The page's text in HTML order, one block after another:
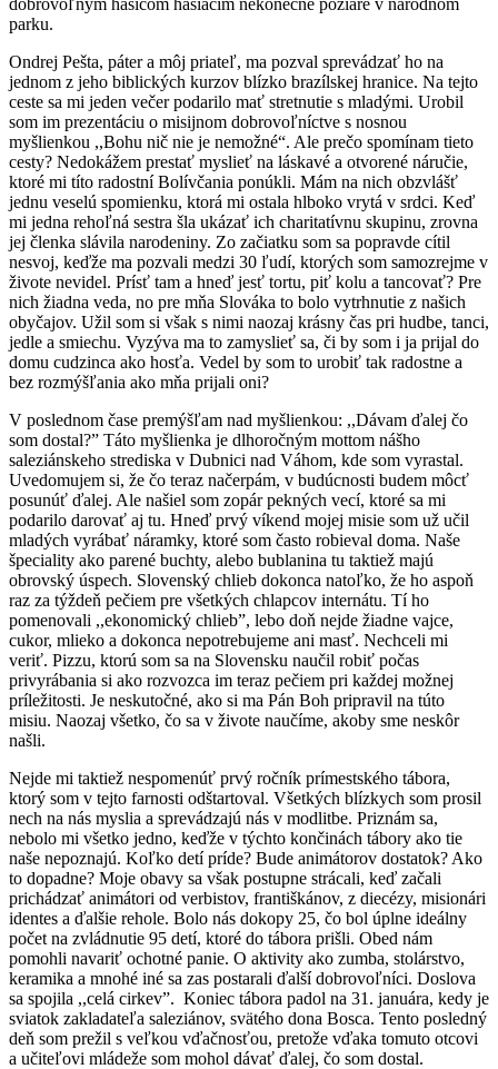
parku.
Ondrej Pešta, páter a môj priateľ, ma pozval sprevádzať ho na
jednom z jeho biblických kurzov blízko brazílskej hranice. Na tejto
ceste sa mi jeden večer podarilo mať stretnutie s mladými. Urobil
som im prezentáciu o misijnom dobrovoľníctve s nosnou
myšlienkou ,,Bohu nič nie je nemožné“. Ale prečo spomínam tieto
cesty? Nedokážem prestať myslieť na láskavé a otvorené náručie,
ktoré mi títo radostní Bolívčania ponúkli. Mám na nich obzvlášť
jednu veselú spomienku, ktorá mi ostala hlboko vrytá v srdci. Keď
mi jedna rehoľná sestra šla ukázať ich charitatívnu skupinu, zrovna
jej členka slávila narodeniny. Zo začiatku som sa popravde cítil
nesvoj, keďže ma pozvali medzi 30 ľudí, ktorých som samozrejme v
živote nevidel. Prísť tam a hneď jesť tortu, piť kolu a tancovať? Pre
nich žiadna veda, no pre mňa Slováka to bolo vytrhnutie z našich
obyčajov. Užil som si však s nimi naozaj krásny čas pri hudbe, tanci,
jedle a smiechu. Vyzýva ma to zamyslieť sa, či by som i ja prijal do
domu cudzinca ako hosťa. Vedel by som to urobiť tak radostne a
bez rozmýšľania ako mňa prijali oni?
V poslednom čase premýšľam nad myšlienkou: ,,Dávam ďalej čo
som dostal?” Táto myšlienka je dlhoročným mottom nášho
saleziánskeho strediska v Dubnici nad Váhom, kde som vyrastal.
Uvedomujem si, že čo teraz načerpám, v budúcnosti budem môcť
posunúť ďalej. Ale našiel som zopár pekných vecí, ktoré sa mi
podarilo darovať aj tu. Hneď prvý víkend mojej misie som už učil
mladých vyrábať náramky, ktoré som často robieval doma. Naše
špeciality ako parené buchty, alebo bublanina tu taktiež majú
obrovský úspech. Slovenský chlieb dokonca natoľko, že ho aspoň
raz za týždeň pečiem pre všetkých chlapcov internátu. Tí ho
pomenovali ,,ekonomický chlieb”, lebo doň nejde žiadne vajce,
cukor, mlieko a dokonca nepotrebujeme ani masť. Nechceli mi
veriť. Pizzu, ktorú som sa na Slovensku naučil robiť počas
privyrábania si ako rozvozca im teraz pečiem pri každej možnej
príležitosti. Je neskutočné, ako si ma Pán Boh pripravil na túto
misiu. Naozaj všetko, čo sa v živote naučíme, akoby sme neskôr
našli.
Nejde mi taktiež nespomenúť prvý ročník prímestského tábora,
ktorý som v tejto farnosti odštartoval. Všetkých blízkych som prosil
nech na nás myslia a sprevádzajú nás v modlitbe. Priznám sa,
nebolo mi všetko jedno, keďže v týchto končinách tábory ako tie
naše nepoznajú. Koľko detí príde? Bude animátorov dostatok? Ako
to dopadne? Moje obavy sa však postupne strácali, keď začali
prichádzať animátori od verbistov, františkánov, z diecézy, misionári
identes a ďalšie rehole. Bolo nás dokopy 25, čo bol úplne ideálny
počet na zvládnutie 95 detí, ktoré do tábora prišli. Obed nám
pomohli navariť ochotné panie. O aktivity ako zumba, stolárstvo,
keramika a mnohé iné sa zas postarali ďalší dobrovoľníci. Doslova
sa spojila ,,celá cirkev”. Koniec tábora padol na 31. januára, kedy je
sviatok zakladateľa saleziánov, svätého dona Bosca. Tento posledný
deň som prežil s veľkou vďačnosťou, pretože vďaka tomuto otcovi
a učiteľovi mládeže som mohol dávať ďalej, čo som dostal.